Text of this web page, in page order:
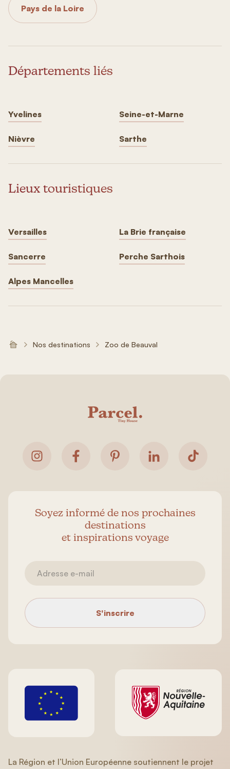
Pays de la Loire
Départements liés
Yvelines Seine-et-Marne
Nièvre Sarthe
Lieux touristiques
Versailles La Brie française
Sancerre Perche Sarthois
Alpes Mancelles
Nos destinations Zoo de Beauval
Soyez informé de nos prochaines
destinations
et inspirations voyage
S'inscrire
La Région et l’Union Européenne soutiennent le projet